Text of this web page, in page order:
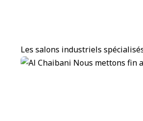
Les salons industriels